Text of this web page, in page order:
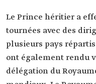
Le Prince héritier a
tournées avec des
plusieurs pays
ont également rendu
délégation du